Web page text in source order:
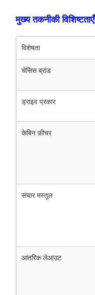
मुख्य तकनीकी विशिष्टताएँ
विशेषता
चेसिस ब्रांड
ड्राइव प्रकार
केबिन फ़ीचर
संचार मस्तूल
आंतरिक लेआउट